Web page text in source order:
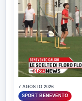
7 AGOSTO 2026
SPORT BENEVENTO